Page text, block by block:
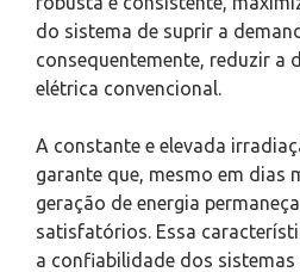
do sistema de suprir a
consequentemente, reduzir a
elétrica convencional.
A constante e elevada
garante que, mesmo em dias
geração de energia
satisfatórios. Essa
a confiabilidade dos